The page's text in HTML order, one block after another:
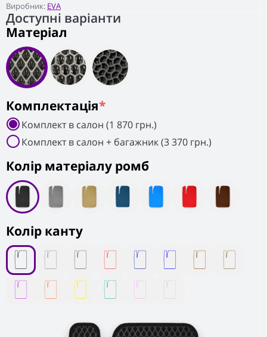
Виробник: EVA
Доступні варіанти
Матеріал
Колiр матеріалу ромб
Колір канту
Комплектація*
Комплект в салон (1 870 грн.)
Комплект в салон + багажник (3 370 грн.)